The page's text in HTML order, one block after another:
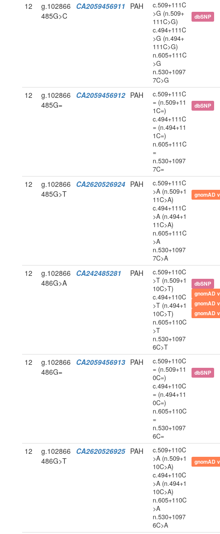
12
g.102866
485G>C
CA2059456911 PAH
c.509+111C
>G (n.509+
111C>G)
c.494+111C
>G (n.494+
111C>G)
n.605+111C
>G
n.530+1097
7C>G
dbSNP
12
g.102866
485G=
CA2059456912 PAH
c.509+111C
= (n.509+11
1C=)
c.494+111C
= (n.494+11
1C=)
n.605+111C
=
n.530+1097
7C=
dbSNP
12
g.102866
485G>T
CA2620526924 PAH
c.509+111C
>A (n.509+1
11C>A)
c.494+111C
>A (n.494+1
11C>A)
n.605+111C
>A
n.530+1097
7C>A
gnomAD
12
g.102866
486G>A
CA242485281 PAH
c.509+110C
>T (n.509+1
10C>T)
c.494+110C
>T (n.494+1
10C>T)
n.605+110C
>T
n.530+1097
6C>T
dbSNP
gnomAD
gnomAD
gnomAD
12
g.102866
486G=
CA2059456913 PAH
c.509+110C
= (n.509+11
0C=)
c.494+110C
= (n.494+11
0C=)
n.605+110C
=
n.530+1097
6C=
dbSNP
12
g.102866
486G>T
CA2620526925 PAH
c.509+110C
>A (n.509+1
10C>A)
c.494+110C
>A (n.494+1
10C>A)
n.605+110C
>A
n.530+1097
6C>A
gnomAD